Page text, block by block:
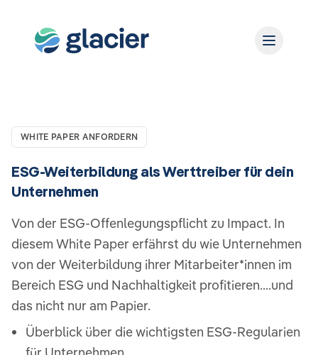
WHITE PAPER ANFORDERN
ESG-Weiterbildung als Werttreiber für dein
Unternehmen
Von der ESG-Offenlegungspflicht zu Impact. In
diesem White Paper erfährst du wie Unternehmen
von der Weiterbildung ihrer Mitarbeiter*innen im
Bereich ESG und Nachhaltigkeit profitieren....und
das nicht nur am Papier.
Überblick über die wichtigsten ESG-Regularien